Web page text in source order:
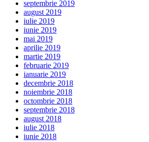
septembrie 2019
august 2019
iulie 2019
iunie 2019
mai 2019
aprilie 2019
martie 2019
februarie 2019
ianuarie 2019
decembrie 2018
noiembrie 2018
octombrie 2018
septembrie 2018
august 2018
iulie 2018
iunie 2018